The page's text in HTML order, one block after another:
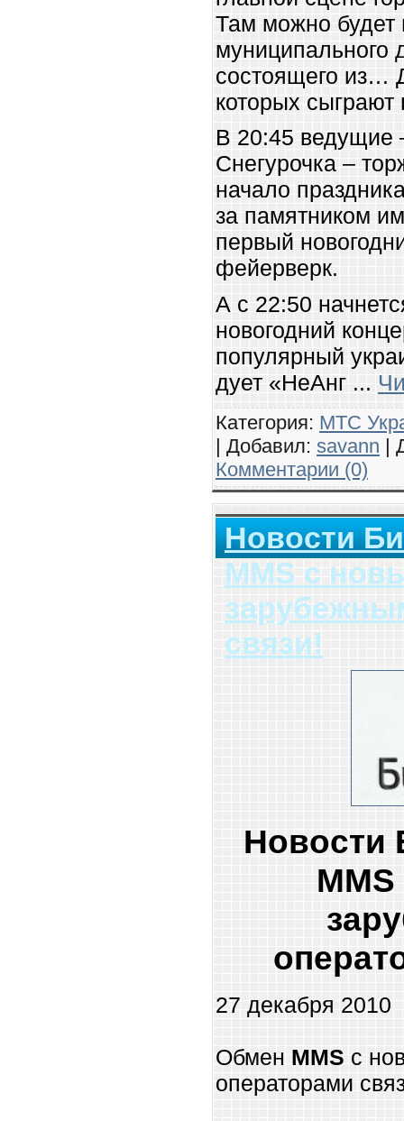
Там можно будет
муниципального
состоящего из…
которых
В 20:45 ведущие
Снегурочка –
начало
за памятником
первый
фейерверк.
А с 22:50
новогодний
популярный
дует «НеАнг ...
Категория: МТС
| Добавил: savann |
Комментарии (0)
Новости
MMS с
связи!
Новости
27 декабря 2010
Обмен MMS с
операторами